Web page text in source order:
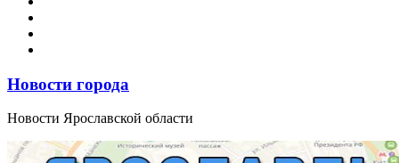
Новости города
Новости Ярославской области